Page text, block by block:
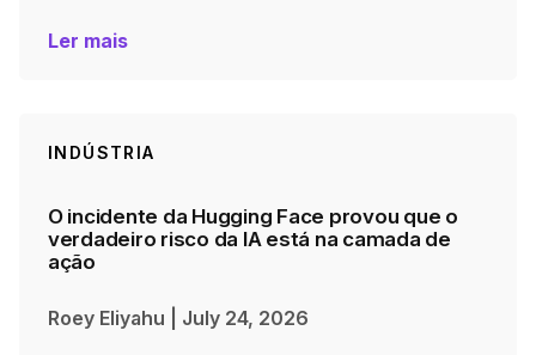
Ler mais
INDÚSTRIA
O incidente da Hugging Face provou que o
verdadeiro risco da IA está na camada de
ação
Roey Eliyahu July 24, 2026